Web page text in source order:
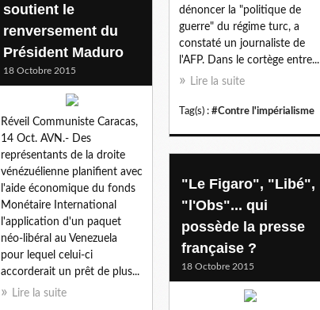
dénoncer la "politique de
guerre" du régime turc, a
constaté un journaliste de
l'AFP. Dans le cortège entre...
Lire la suite
Tag(s) : #Contre l'impérialisme
soutient le
renversement du
Président Maduro
18 Octobre 2015
Réveil Communiste Caracas,
14 Oct. AVN.- Des
représentants de la droite
vénézuélienne planifient avec
l'aide économique du fonds
Monétaire International
l'application d'un paquet
néo-libéral au Venezuela
pour lequel celui-ci
accorderait un prêt de plus...
Lire la suite
"Le Figaro", "Libé",
"l'Obs"... qui
possède la presse
française ?
18 Octobre 2015